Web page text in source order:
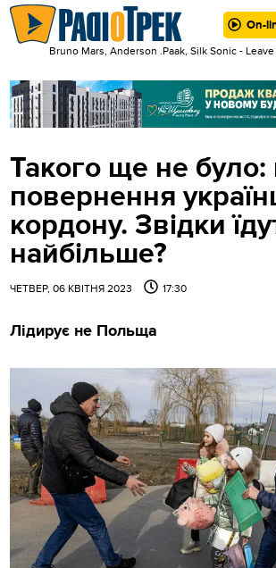
On-
Bruno Mars, Anderson .Paak, Silk Sonic -
Такого ще не було:
повернення
кордону. Звідки
найбільше?
ЧЕТВЕР, 06 КВІТНЯ 2023 17:30
Лідирує не Польща